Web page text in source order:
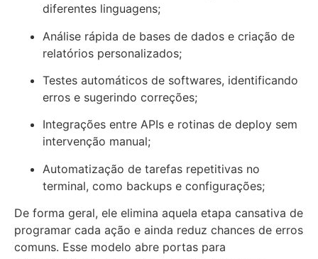
diferentes linguagens;
Análise rápida de bases de dados e criação de
relatórios personalizados;
Testes automáticos de softwares, identificando
erros e sugerindo correções;
Integrações entre APIs e rotinas de deploy sem
intervenção manual;
Automatização de tarefas repetitivas no
terminal, como backups e configurações;
De forma geral, ele elimina aquela etapa cansativa de
programar cada ação e ainda reduz chances de erros
comuns. Esse modelo abre portas para